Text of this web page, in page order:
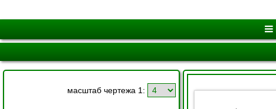
масштаб чертежа 1: